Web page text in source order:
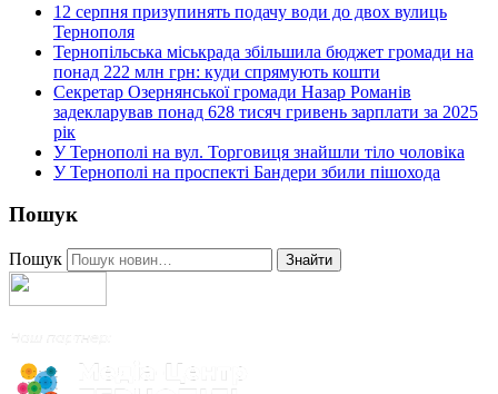
12 серпня призупинять подачу води до двох вулиць
Тернополя
Тернопільська міськрада збільшила бюджет громади на
понад 222 млн грн: куди спрямують кошти
Секретар Озернянської громади Назар Романів
задекларував понад 628 тисяч гривень зарплати за 2025
рік
У Тернополі на вул. Торговиця знайшли тіло чоловіка
У Тернополі на проспекті Бандери збили пішохода
Пошук
Пошук Знайти